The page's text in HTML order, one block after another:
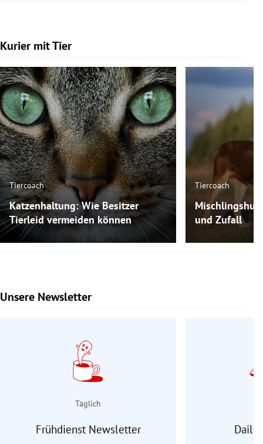
Kurier mit Tier
Slide 1 von 7
Tiercoach
Katzenhaltung: Wie Besitzer
Tierleid vermeiden können
Tiercoach
und Zufall
Unsere Newsletter
Slide 1 von 9
Täglich
Frühdienst Newsletter Daily